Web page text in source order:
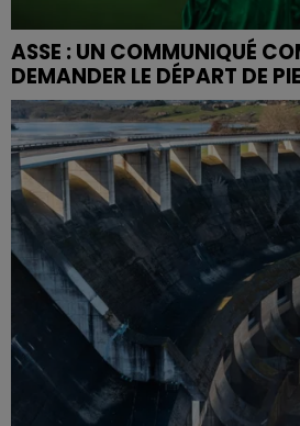
ASSE : UN COMMUNIQUÉ
DEMANDER LE DÉPART DE